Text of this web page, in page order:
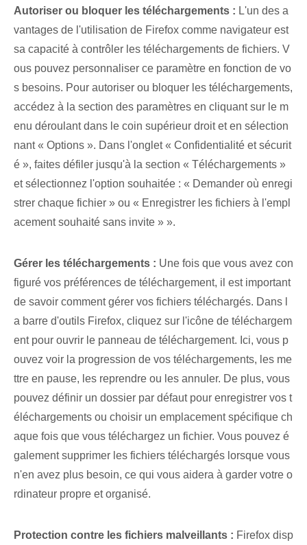
Autoriser ou bloquer les téléchargements : L'un des a
vantages de l'utilisation de Firefox comme navigateur est
sa capacité à contrôler les téléchargements de fichiers. ⁢V
ous pouvez personnaliser ce paramètre en fonction de vo
s besoins. Pour autoriser ou bloquer les téléchargements,
accédez à la section des paramètres en cliquant sur le m
enu déroulant dans le coin supérieur droit et en sélection
nant « Options ». Dans l'onglet « Confidentialité⁢ et ⁤sécurit
é », faites défiler jusqu'à la section « Téléchargements »
et sélectionnez l'option souhaitée : « Demander où enregi
strer chaque fichier » ou « Enregistrer les fichiers à l'empl
acement souhaité sans invite » ».
Gérer les téléchargements : Une fois que vous avez con
figuré vos préférences de téléchargement, il est important
de savoir comment gérer vos fichiers téléchargés. Dans l
a barre d'outils Firefox, cliquez sur l'icône de téléchargem
ent pour ouvrir le panneau de téléchargement. Ici, vous p
ouvez voir la progression de vos téléchargements, les me
ttre en pause, les reprendre ou les annuler. De plus, vous
pouvez définir un dossier par défaut pour enregistrer vos t
éléchargements ou choisir un emplacement spécifique ch
aque fois que vous téléchargez un fichier. Vous pouvez é
galement supprimer les fichiers téléchargés lorsque vous
n'en avez plus besoin, ce qui vous aidera à garder votre o
rdinateur propre et organisé.
Protection contre les fichiers malveillants : Firefox disp